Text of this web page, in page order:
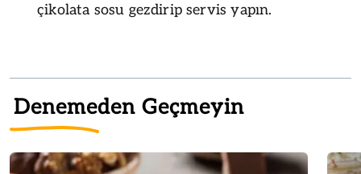
çikolata sosu gezdirip servis yapın.
Denemeden Geçmeyin